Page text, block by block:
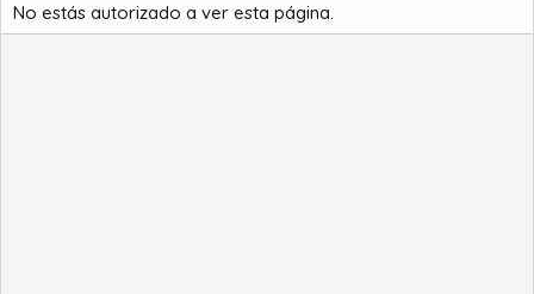
No estás autorizado a ver esta página.